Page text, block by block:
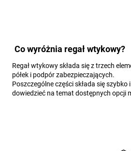
Co wyróżnia regał wtykowy?
Regał wtykowy składa się z trzech
półek i podpór zabezpieczających.
Poszczególne części składa się szybko
dowiedzieć na temat dostępnych opcji